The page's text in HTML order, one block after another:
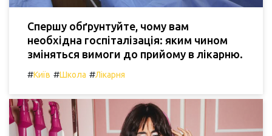
Спершу обґрунтуйте, чому вам
необхідна госпіталізація: яким чином
зміняться вимоги до прийому в лікарню.
#Київ #Школа #Лікарня